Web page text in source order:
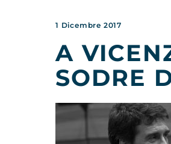
1 Dicembre 2017
A
SODRE